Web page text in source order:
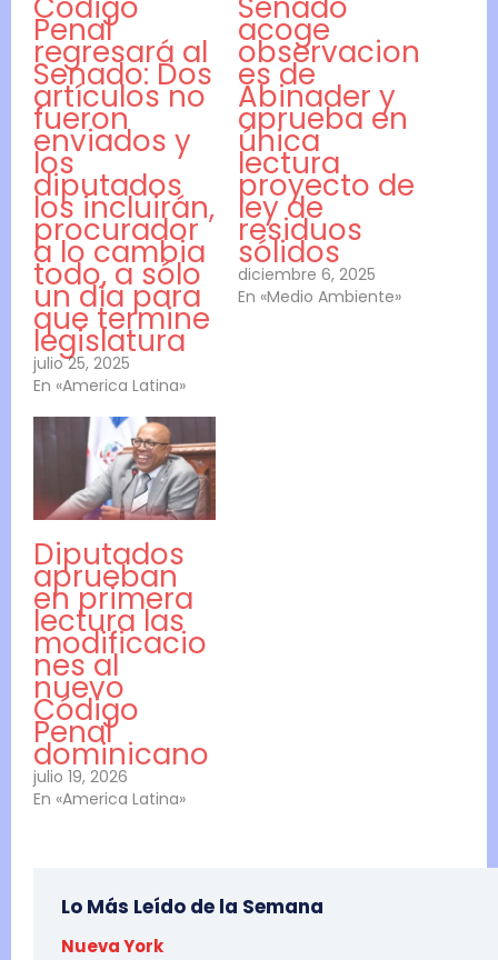
Penal
regresará al
Senado: Dos
artículos no
fueron
enviados y
los
diputados
los incluirán,
procurador
a lo cambia
todo, a sólo
un día para
que termine
legislatura
julio 25, 2025
En «America Latina»
acoge
observacion
es de
Abinader y
aprueba en
única
lectura
proyecto de
ley de
residuos
sólidos
diciembre 6, 2025
En «Medio Ambiente»
Diputados
aprueban
en primera
lectura las
modificacio
nes al
nuevo
Código
Penal
dominicano
julio 19, 2026
En «America Latina»
Lo Más Leído de la Semana
Nueva York